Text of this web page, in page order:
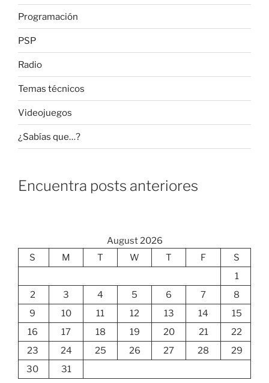
Programación
PSP
Radio
Temas técnicos
Videojuegos
¿Sabías que…?
Encuentra posts anteriores
August 2026
S
M T W T F
S
1
2
3 4 5 6 7
8
9
10 11 12 13 14
15
16
17 18 19 20 21
22
23
24 25 26 27 28
29
30
31